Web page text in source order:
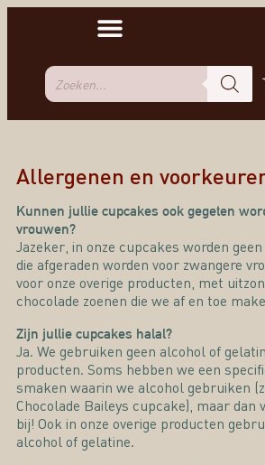
Allergenen en
Kunnen jullie cupcakes ook gegeten
vrouwen?
Jazeker, in onze cupcakes worden
die afgeraden worden voor zwangere
voor onze overige producten, met
chocolade zoenen die we af en toe
Zijn jullie cupcakes halal?
Ja. We gebruiken geen alcohol of
producten. Soms hebben we een
smaken waarin we alcohol gebruiken
Chocolade Baileys cupcake), maar
bij! Ook in onze overige producten
alcohol of gelatine.